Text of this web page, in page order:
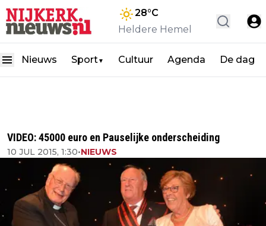
28°C
Heldere Hemel
Nieuws Sport▼ Cultuur Agenda De dag
VIDEO: 45000 euro en Pauselijke onderscheiding
10 JUL 2015, 1:30•NIEUWS